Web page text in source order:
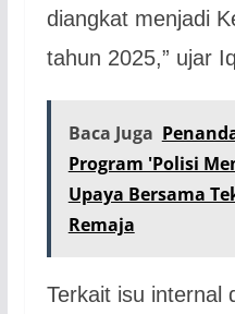
diangkat menjadi
tahun 2025,” ujar
Baca Juga
Program 'Polisi
Upaya Bersama
Remaja
Terkait isu internal